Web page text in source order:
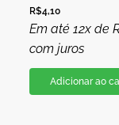
R$4,10
Em até 12x de
com juros
Adicionar ao